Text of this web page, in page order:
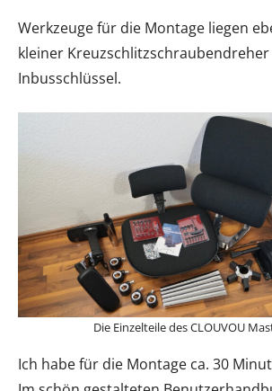
Werkzeuge für die Montage liegen
kleiner
Inbusschlüssel.
Die Einzelteile des CLOUVOU
Ich habe für die Montage ca. 30